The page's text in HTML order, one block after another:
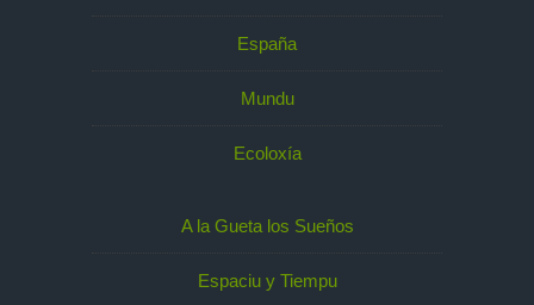
España
Mundu
Ecoloxía
A la Gueta los Sueños
Espaciu y Tiempu